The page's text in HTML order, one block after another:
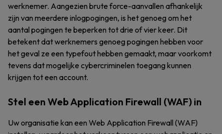
werknemer. Aangezien brute force-aanvallen afhankelijk
zijn van meerdere inlogpogingen, is het genoeg om het
aantal pogingen te beperken tot drie of vier keer. Dit
betekent dat werknemers genoeg pogingen hebben voor
het geval ze een typefout hebben gemaakt, maar voorkomt
tevens dat mogelijke cybercriminelen toegang kunnen
krijgen tot een account.
Stel een Web Application Firewall (WAF) in
Uw organisatie kan een Web Application Firewall (WAF)